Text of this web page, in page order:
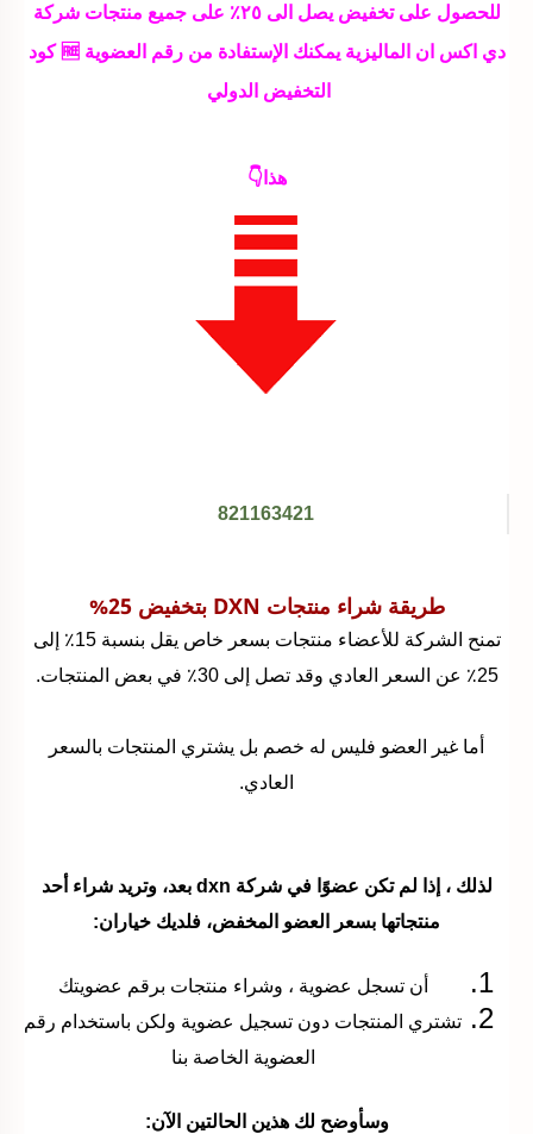
للحصول على تخفيض يصل الى ٢٥٪ على جميع منتجات شركة
دي اكس ان الماليزية يمكنك الإستفادة من رقم العضوية 🆓 كود
التخفيض الدولي
هذا👇
821163421
طريقة شراء منتجات DXN بتخفيض 25%
تمنح الشركة للأعضاء منتجات بسعر خاص يقل بنسبة 15٪ إلى
25٪ عن السعر العادي وقد تصل إلى 30٪ في بعض المنتجات.
أما غير العضو فليس له خصم بل يشتري المنتجات بالسعر
العادي.
لذلك ، إذا لم تكن عضوًا في شركة dxn بعد، وتريد شراء أحد
منتجاتها بسعر العضو المخفض، فلديك خياران:
أن تسجل عضوية ، وشراء منتجات برقم عضويتك
تشتري المنتجات دون تسجيل عضوية ولكن باستخدام رقم
العضوية الخاصة بنا
وسأوضح لك هذين الحالتين الآن: